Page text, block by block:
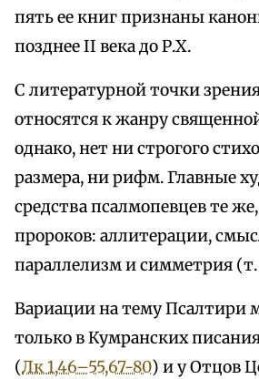
пять ее книг признаны
позднее II века до Р.Х.
С литературной точки
относятся к жанру
однако, нет ни строгого
размера, ни рифм. Главные
средства псалмопевцев те
пророков: аллитерации,
параллелизм и симметрия (т.
Вариации на тему Псалтири
только в Кумранских
(Лк 1,46–55,67-80) и у Отцов